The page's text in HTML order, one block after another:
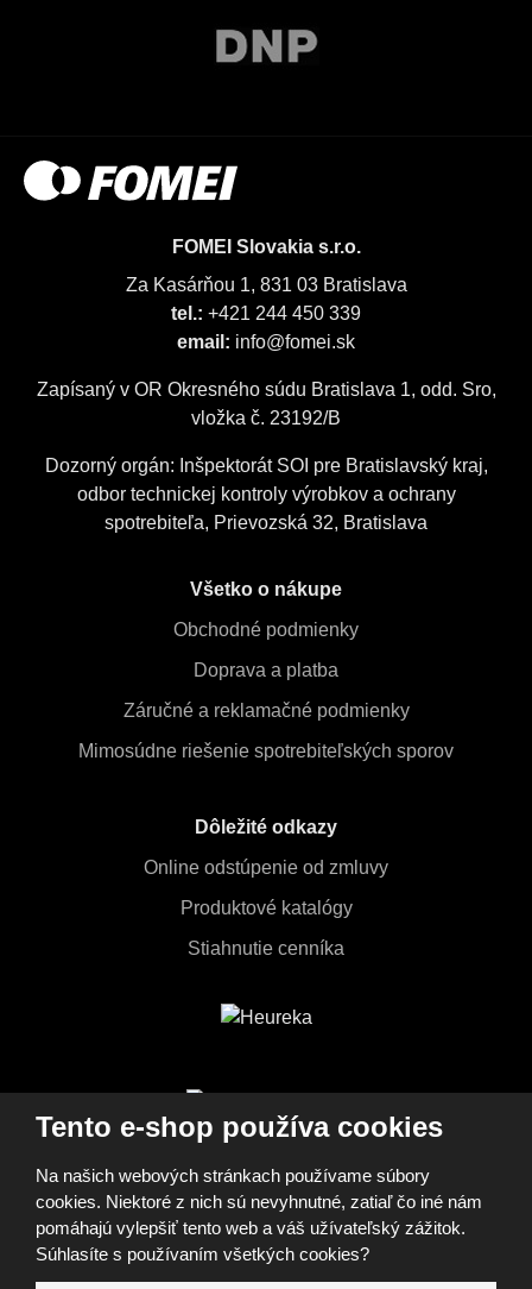
Tento e-shop používa cookies
Na našich webových stránkach používame súbory
cookies. Niektoré z nich sú nevyhnutné, zatiaľ čo iné nám
pomáhajú vylepšiť tento web a váš užívateľský zážitok.
Súhlasíte s používaním všetkých cookies?
FOMEI Slovakia s.r.o.
Za Kasárňou 1, 831 03 Bratislava
tel.: +421 244 450 339
email: info@fomei.sk
Zapísaný v OR Okresného súdu Bratislava 1, odd. Sro,
vložka č. 23192/B
Dozorný orgán: Inšpektorát SOI pre Bratislavský kraj,
odbor technickej kontroly výrobkov a ochrany
spotrebiteľa, Prievozská 32, Bratislava
Všetko o nákupe
Obchodné podmienky
Doprava a platba
Záručné a reklamačné podmienky
Mimosúdne riešenie spotrebiteľských sporov
Dôležité odkazy
Online odstúpenie od zmluvy
Produktové katalógy
Stiahnutie cenníka
MOŽNOSTI NÁKUPU
© 2026, FOMEI s.r.o.
Vyhlásenie o prístupnostiMapa stránokGDPR
Nastavenia cookies